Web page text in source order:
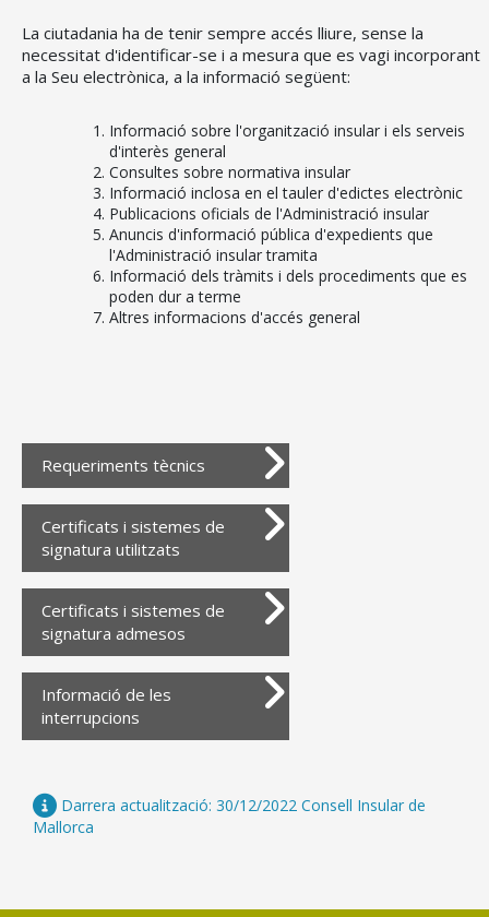
SEU ELECTRÒNICA
TRANSPARÈNCIA
La ciutadania ha de tenir sempre accés lliure, sense la
necessitat d'identificar-se i a mesura que es vagi incorporant
a la Seu electrònica, a la informació següent:
Informació sobre l'organització insular i els serveis
d'interès general
Consultes sobre normativa insular
Informació inclosa en el tauler d'edictes electrònic
Publicacions oficials de l'Administració insular
Anuncis d'informació pública d'expedients que
l'Administració insular tramita
Informació dels tràmits i dels procediments que es
poden dur a terme
Altres informacions d'accés general
Requeriments tècnics
Certificats i sistemes de
signatura utilitzats
Certificats i sistemes de
signatura admesos
Informació de les
interrupcions
Darrera actualització: 30/12/2022 Consell Insular de
Mallorca